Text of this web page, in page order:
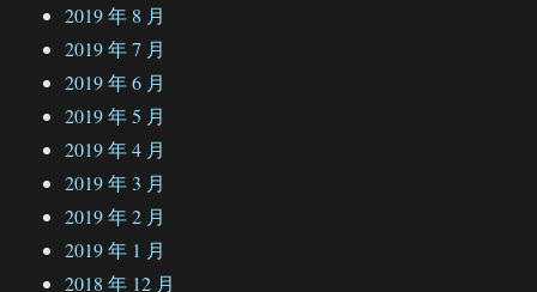
2019 年 8 月
2019 年 7 月
2019 年 6 月
2019 年 5 月
2019 年 4 月
2019 年 3 月
2019 年 2 月
2019 年 1 月
2018 年 12 月